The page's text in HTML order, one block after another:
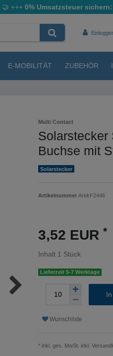
🤝 +++ 0% Umsatzsteuer sichern:
E-MOBILITÄT ZUBEHÖR
Multi Contact
Solarstecker
Buchse mit
Solarstecker
Artikelnummer ArekF2446
3,52 EUR *
Inhalt 1 Stück
Lieferzeit 5-7 Werktage
Wunschliste
* inkl. ges. MwSt. inkl.